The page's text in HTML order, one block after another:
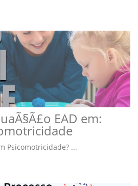
EAD em:
Psicomotricidade? ...